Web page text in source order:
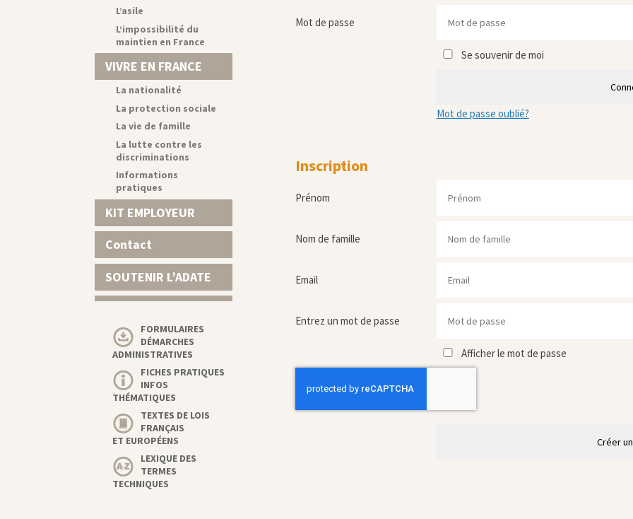
Mot de passe
Se souvenir de moi
Mot de passe oublié?
Inscription
Prénom
Nom de famille
Email
Entrez un mot de passe
Afficher le mot de passe
Créer
L’asile
L’impossibilité du
maintien en France
VIVRE EN FRANCE
La nationalité
La protection sociale
La vie de famille
La lutte contre les
discriminations
Informations
pratiques
KIT EMPLOYEUR
Contact
SOUTENIR L’ADATE
FORMULAIRES
DÉMARCHES
ADMINISTRATIVES
FICHES PRATIQUES
INFOS
THÉMATIQUES
TEXTES DE LOIS
FRANÇAIS
ET EUROPÉENS
LEXIQUE DES
TERMES
TECHNIQUES